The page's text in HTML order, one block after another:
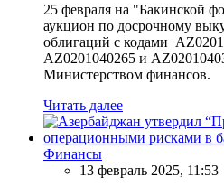
25 февраля на "Бакинской
аукцион по досрочному
облигаций с кодами
AZ0201040265 и
Министерством финансов.
Читать далее
Финансы
13 февраль 2025, 11:53